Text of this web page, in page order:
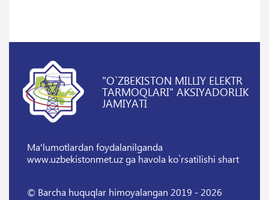
"O`ZBEKISTON MILLIY ELEKTR
TARMOQLARI" AKSIYADORLIK
JAMIYATI
Ma'lumotlardan foydalanilganda
www.uzbekistonmet.uz ga havola ko`rsatilishi shart
© Barcha huquqlar himoyalangan 2019 - 2026